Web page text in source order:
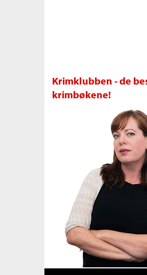
Krimklubben - de
krimbøkene!